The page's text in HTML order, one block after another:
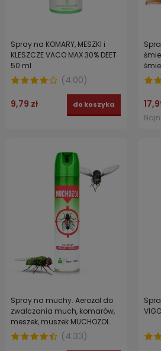
Spray na KOMARY, MESZKI i
KLESZCZE VACO MAX 30% DEET
50 ml
(4.00)
9,79 zł do koszyka
Spray na muchy. Aerozol do
zwalczania much, komarów,
meszek, muszek MUCHOZOL
300 ml
(4.33)